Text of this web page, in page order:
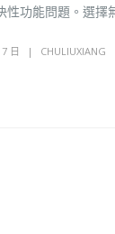
性功能問題。選擇
日 CHULIUXIANG